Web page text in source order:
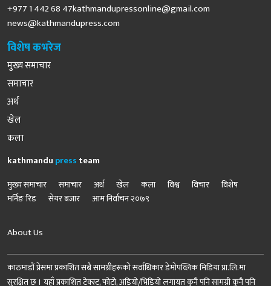
+977 1 442 68 47kathmandupressonline@gmail.com
news@kathmandupress.com
विशेष कभरेज
मुख्य समाचार
समाचार
अर्थ
खेल
कला
kathmandu press team
मुख्य समाचार
समाचार अर्थ खेल कला विश्व विचार
विशेष
मर्निङ रिड
सेयर बजार आम निर्वाचन २०७९
About Us
काठमाडौं प्रेसमा प्रकाशित सबै सामग्रीहरूको सर्वाधिकार डेमोपव्लिक मिडिया प्रा.लि.मा
सुरक्षित छ । यहाँ प्रकाशित टेक्स्ट, फोटो, अडियो/भिडियो लगायत कुनै पनि सामग्री कुनै पनि